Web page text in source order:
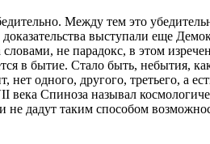
Между тем это
доказательства выступали еще
не парадокс, в этом
в бытие. Стало быть, небытия,
нет одного, другого, третьего, а
века Спиноза называл
дадут таким способом